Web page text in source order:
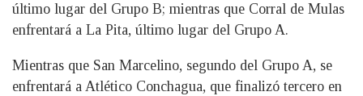
último lugar del Grupo B; mientras que Corral de Mulas
enfrentará a La Pita, último lugar del Grupo A.
Mientras que San Marcelino, segundo del Grupo A, se
enfrentará a Atlético Conchagua, que finalizó tercero en